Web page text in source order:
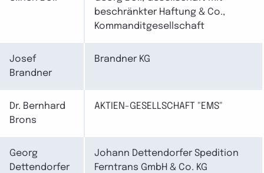
beschränkter Haftung & Co.,
Kommanditgesellschaft
Josef
Brandner
Brandner KG
Dr. Bernhard
Brons
AKTIEN-GESELLSCHAFT "EMS"
Georg
Dettendorfer
Johann Dettendorfer Spedition
Ferntrans GmbH & Co. KG